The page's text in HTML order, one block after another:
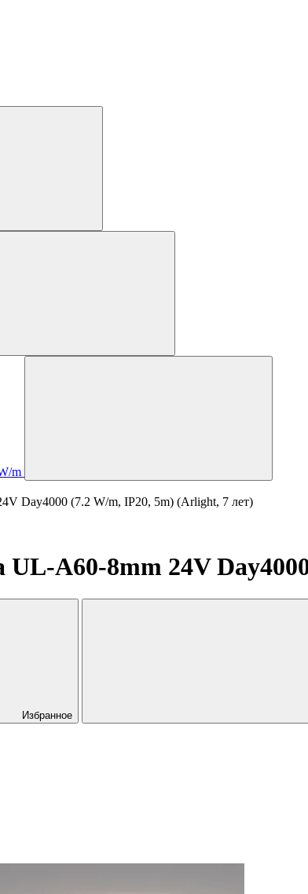
m
Day4000 (7.2 W/m, IP20, 5m) (Arlight, 7 лет)
UL-A60-8mm 24V
Избранное